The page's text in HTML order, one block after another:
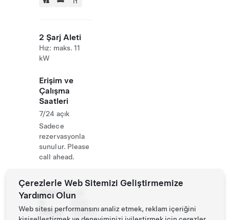
2 Şarj Aleti
Hız: maks. 11
kW
Erişim ve
Çalışma
Saatleri
7/24 açık
Sadece
rezervasyonla
sunulur. Please
call ahead.
Website
Phone
+49
704310
Çerezlerle Web Sitemizi Geliştirmemize
Yardımcı Olun
Web sitesi performansını analiz etmek, reklam içeriğini